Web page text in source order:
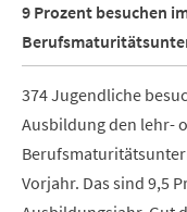
9 Prozent besuchen
374 Jugendliche
Ausbildung den lehr-
Vorjahr. Das sind 9,5